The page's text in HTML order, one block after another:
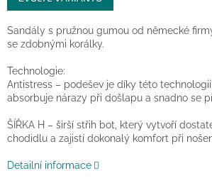
Sandály s pružnou gumou od německé
se zdobnými korálky.
Technologie:
Antistress – podešev je díky této
absorbuje nárazy při došlapu a snadno se
ŠÍŘKA H – širší střih bot, který vytvoří
chodidlu a zajistí dokonalý komfort při
Detailní informace